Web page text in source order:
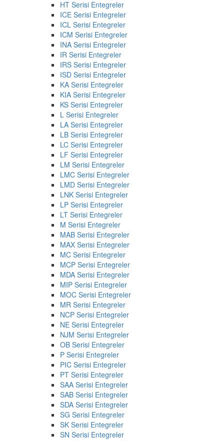
HT Serisi Entegreler
ICE Serisi Entegreler
ICL Serisi Entegreler
ICM Serisi Entegreler
INA Serisi Entegreler
IR Serisi Entegreler
IRS Serisi Entegreler
ISD Serisi Entegreler
KA Serisi Entegreler
KIA Serisi Entegreler
KS Serisi Entegreler
L Serisi Entegreler
LA Serisi Entegreler
LB Serisi Entegreler
LC Serisi Entegreler
LF Serisi Entegreler
LM Serisi Entegreler
LMC Serisi Entegreler
LMD Serisi Entegreler
LNK Serisi Entegreler
LP Serisi Entegreler
LT Serisi Entegreler
M Serisi Entegreler
MAB Serisi Entegreler
MAX Serisi Entegreler
MC Serisi Entegreler
MCP Serisi Entegreler
MDA Serisi Entegreler
MIP Serisi Entegreler
MOC Serisi Entegreler
MR Serisi Entegreler
NCP Serisi Entegreler
NE Serisi Entegreler
NJM Serisi Entegreler
OB Serisi Entegreler
P Serisi Entegreler
PIC Serisi Entegreler
PT Serisi Entegreler
SAA Serisi Entegreler
SAB Serisi Entegreler
SDA Serisi Entegreler
SG Serisi Entegreler
SK Serisi Entegreler
SN Serisi Entegreler